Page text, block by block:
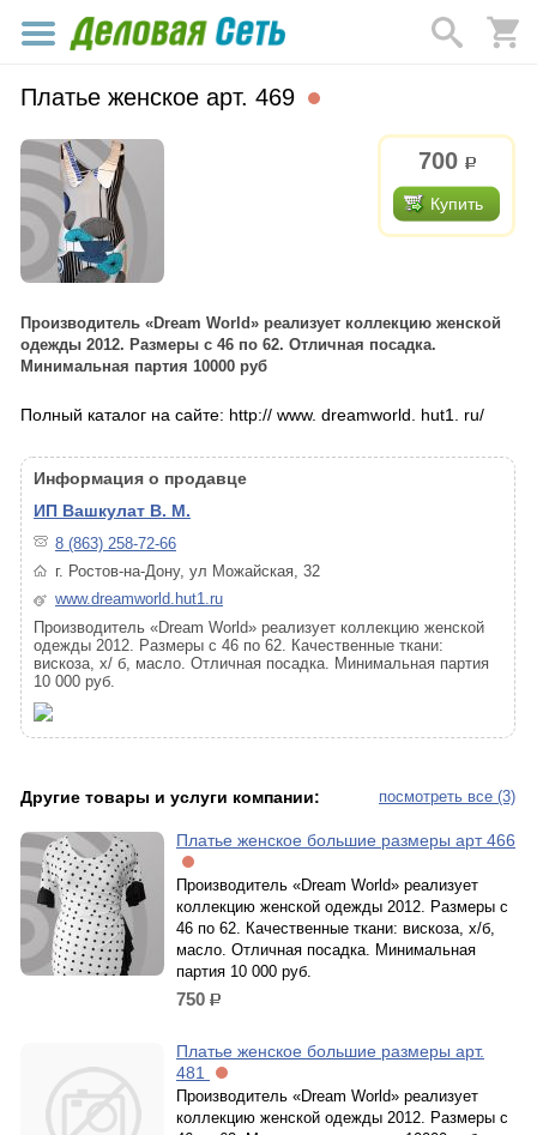
Платье женское арт. 469
700 р.
Купить
Производитель «Dream World» реализует коллекцию женской
одежды 2012. Размеры с 46 по 62. Отличная посадка.
Минимальная партия 10000 руб
Полный каталог на сайте: http:// www. dreamworld. hut1. ru/
Информация о продавце
ИП Вашкулат В. М.
8 (863) 258-72-66
г. Ростов-на-Дону, ул Можайская, 32
www.dreamworld.hut1.ru
Производитель «Dream World» реализует коллекцию женской
одежды 2012. Размеры с 46 по 62. Качественные ткани:
вискоза, х/ б, масло. Отличная посадка. Минимальная партия
10 000 руб.
посмотреть все (3)
Другие товары и услуги компании:
Платье женское большие размеры арт 466
Производитель «Dream World» реализует
коллекцию женской одежды 2012. Размеры с
46 по 62. Качественные ткани: вискоза, х/б,
масло. Отличная посадка. Минимальная
партия 10 000 руб.
750 р.
Платье женское большие размеры арт.
481
Производитель «Dream World» реализует
коллекцию женской одежды 2012. Размеры с